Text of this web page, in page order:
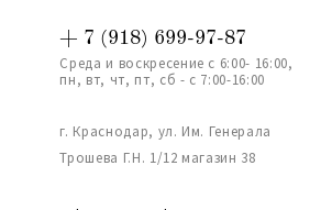
+ 7 (918) 699-97-87
Среда и воскресение с 6:00- 16:00,
пн, вт, чт, пт, сб - с 7:00-16:00
г. Краснодар, ул. Им. Генерала
Трошева Г.Н. 1/12 магазин 38